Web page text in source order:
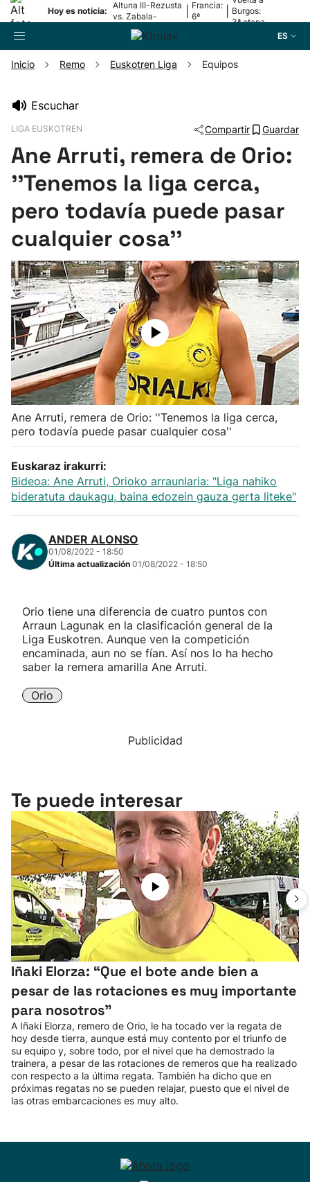
Hoy es noticia:
Altuna III-Rezusta
vs. Zabala-
Zabaleta
Francia:
6ª
Burgos:
3ª etapa
ES
Pelota
Remo
Baloncesto
Ciclismo
Herri-kirolak
Balonmano
Kirolak 360
Atletismo
Carreras de montaña
"Helmuga"
Inicio Remo Euskotren Liga Equipos
Escuchar
LIGA EUSKOTREN Compartir Guardar
Ane Arruti, remera de Orio:
''Tenemos la liga cerca,
pero todavía puede pasar
cualquier cosa''
Ane Arruti, remera de Orio: ''Tenemos la liga cerca,
pero todavía puede pasar cualquier cosa''
Euskaraz irakurri:
Bideoa: Ane Arruti, Orioko arraunlaria: "Liga nahiko
bideratuta daukagu, baina edozein gauza gerta liteke"
ANDER ALONSO
01/08/2022 - 18:50
Última actualización 01/08/2022 - 18:50
Orio tiene una diferencia de cuatro puntos con
Arraun Lagunak en la clasificación general de la
Liga Euskotren. Aunque ven la competición
encaminada, aun no se fían. Así nos lo ha hecho
saber la remera amarilla Ane Arruti.
Orio
Publicidad
Te puede interesar
Iñaki Elorza: “Que el bote ande bien a
pesar de las rotaciones es muy importante
para nosotros”
A Iñaki Elorza, remero de Orio, le ha tocado ver la regata de
hoy desde tierra, aunque está muy contento por el triunfo de
su equipo y, sobre todo, por el nivel que ha demostrado la
trainera, a pesar de las rotaciones de remeros que ha realizado
con respecto a la última regata. También ha dicho que en
próximas regatas no se pueden relajar, puesto que el nivel de
las otras embarcaciones es muy alto.